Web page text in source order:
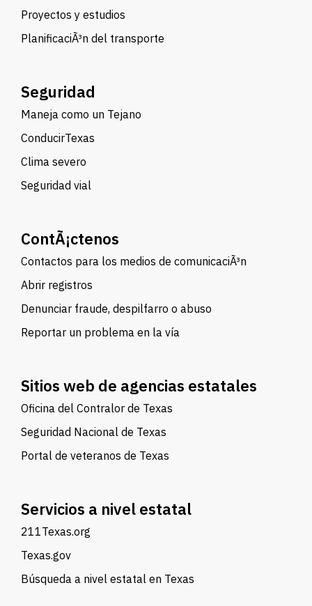
Proyectos y estudios
PlanificaciÃ³n del transporte
Seguridad
Maneja como un Tejano
ConducirTexas
Clima severo
Seguridad vial
ContÃ¡ctenos
Contactos para los medios de comunicaciÃ³n
Abrir registros
Denunciar fraude, despilfarro o abuso
Reportar un problema en la vía
Sitios web de agencias estatales
Oficina del Contralor de Texas
Seguridad Nacional de Texas
Portal de veteranos de Texas
Servicios a nivel estatal
211Texas.org
Texas.gov
Búsqueda a nivel estatal en Texas